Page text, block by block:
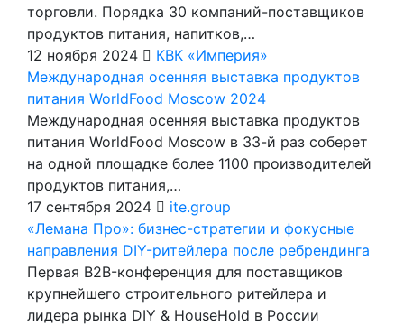
торговли. Порядка 30 компаний-поставщиков
продуктов питания, напитков,…
12 ноября 2024
КВК «Империя»
Международная осенняя выставка продуктов
питания WorldFood Moscow 2024
Международная осенняя выставка продуктов
питания WorldFood Moscow в 33-й раз соберет
на одной площадке более 1100 производителей
продуктов питания,…
17 сентября 2024
ite.group
«Лемана Про»: бизнес-стратегии и фокусные
направления DIY-ритейлера после ребрендинга
Первая B2B-конференция для поставщиков
крупнейшего строительного ритейлера и
лидера рынка DIY & HouseHold в России